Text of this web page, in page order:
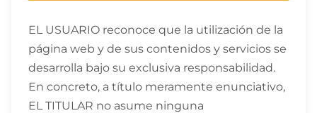
EL USUARIO reconoce que la utilización de la
página web y de sus contenidos y servicios se
desarrolla bajo su exclusiva responsabilidad.
En concreto, a título meramente enunciativo,
EL TITULAR no asume ninguna